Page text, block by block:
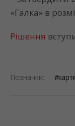
«Галка» в
Рішення
Позначки: